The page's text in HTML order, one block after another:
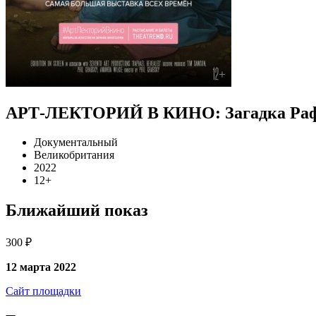
АРТ-ЛЕКТОРИЙ В КИНО: Загадка
Документальный
Великобритания
2022
12+
Ближайший показ
300 ₽
12 марта 2022
Сайт площадки